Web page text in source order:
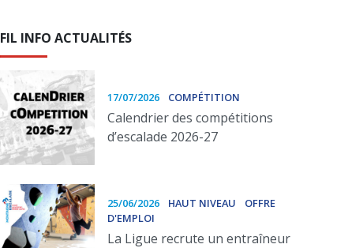
FIL INFO ACTUALITÉS
17/07/2026 COMPÉTITION
Calendrier des compétitions
d’escalade 2026-27
25/06/2026 HAUT NIVEAU
OFFRE
D'EMPLOI
La Ligue recrute un entraîneur